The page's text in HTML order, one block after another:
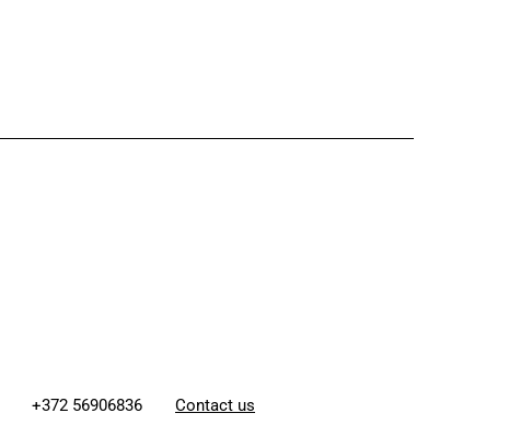
+372 56906836 Contact us